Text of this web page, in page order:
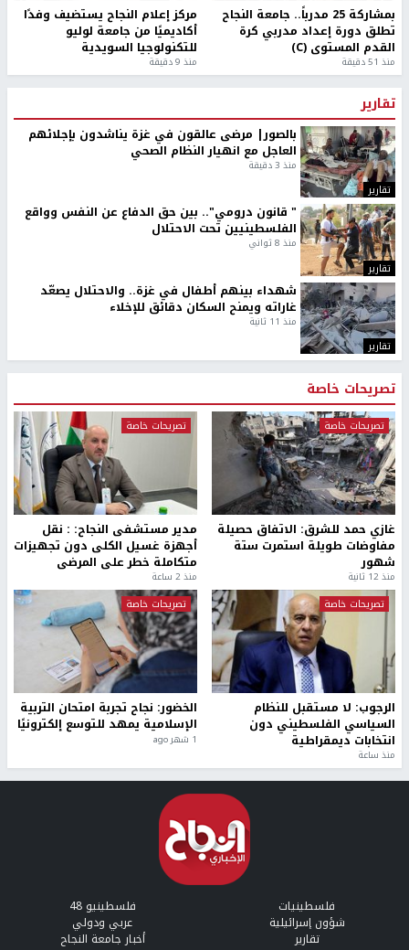
بمشاركة 25 مدرباً.. جامعة النجاح
تطلق دورة إعداد مدربي كرة
القدم المستوى (C)
منذ 51 دقيقة
مركز إعلام النجاح يستضيف وفدًا
أكاديميًا من جامعة لوليو
للتكنولوجيا السويدية
منذ 9 دقيقة
تقارير
تقارير
بالصور| مرضى عالقون في غزة يناشدون بإجلائهم
العاجل مع انهيار النظام الصحي
منذ 3 دقيقة
تقارير
" قانون درومي".. بين حق الدفاع عن النفس وواقع
الفلسطينيين تحت الاحتلال
منذ 8 ثواني
تقارير
شهداء بينهم أطفال في غزة.. والاحتلال يصعّد
غاراته ويمنح السكان دقائق للإخلاء
منذ 11 ثانية
تصريحات خاصة
تصريحات خاصة
غازي حمد للشرق: الاتفاق حصيلة
مفاوضات طويلة استمرت ستة
شهور
منذ 12 ثانية
تصريحات خاصة
مدير مستشفى النجاح: : نقل
أجهزة غسيل الكلى دون تجهيزات
متكاملة خطر على المرضى
منذ 2 ساعة
تصريحات خاصة
الرجوب: لا مستقبل للنظام
السياسي الفلسطيني دون
انتخابات ديمقراطية
منذ ساعة
تصريحات خاصة
الخضور: نجاح تجربة امتحان التربية
الإسلامية يمهد للتوسع إلكترونيًا
1 شهر ago
فلسطينيات فلسطينيو 48
شؤون إسرائيلية عربي ودولي
تقارير أخبار جامعة النجاح